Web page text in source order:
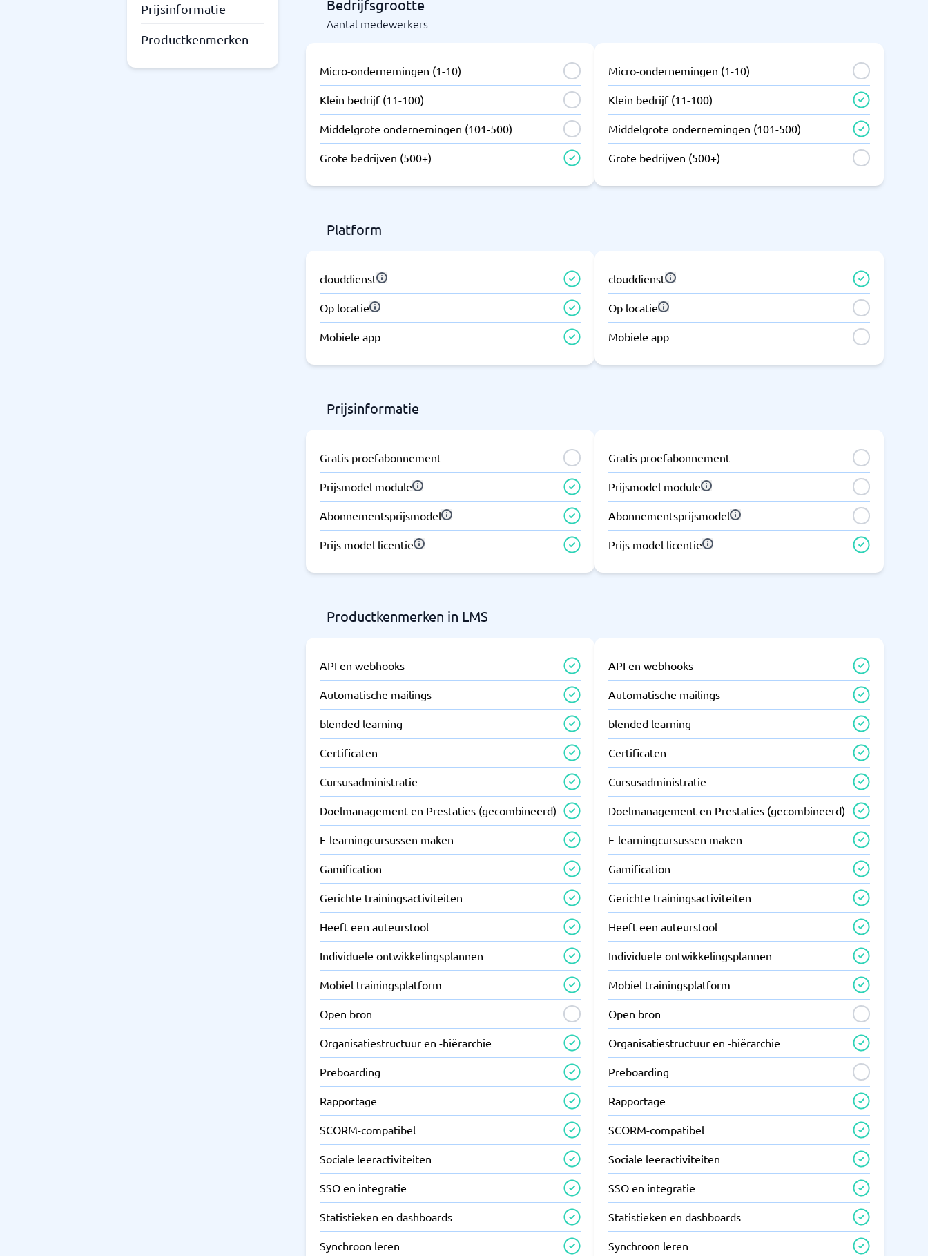
Prijsinformatie
Productkenmerken
Bedrijfsgrootte
Aantal medewerkers
Micro-ondernemingen (1-10)
Klein bedrijf (11-100)
Middelgrote ondernemingen (101-500)
Grote bedrijven (500+)
Micro-ondernemingen (1-10)
Klein bedrijf (11-100)
Middelgrote ondernemingen (101-500)
Grote bedrijven (500+)
Platform
clouddienst
Op locatie
Mobiele app
clouddienst
Op locatie
Mobiele app
Prijsinformatie
Gratis proefabonnement
Prijsmodel module
Abonnementsprijsmodel
Prijs model licentie
Gratis proefabonnement
Prijsmodel module
Abonnementsprijsmodel
Prijs model licentie
Productkenmerken in LMS
API en webhooks
Automatische mailings
blended learning
Certificaten
Cursusadministratie
Doelmanagement en Prestaties (gecombineerd)
E-learningcursussen maken
Gamification
Gerichte trainingsactiviteiten
Heeft een auteurstool
Individuele ontwikkelingsplannen
Mobiel trainingsplatform
Open bron
Organisatiestructuur en -hiërarchie
Preboarding
Rapportage
SCORM-compatibel
Sociale leeractiviteiten
SSO en integratie
Statistieken en dashboards
Synchroon leren
API en webhooks
Automatische mailings
blended learning
Certificaten
Cursusadministratie
Doelmanagement en Prestaties (gecombineerd)
E-learningcursussen maken
Gamification
Gerichte trainingsactiviteiten
Heeft een auteurstool
Individuele ontwikkelingsplannen
Mobiel trainingsplatform
Open bron
Organisatiestructuur en -hiërarchie
Preboarding
Rapportage
SCORM-compatibel
Sociale leeractiviteiten
SSO en integratie
Statistieken en dashboards
Synchroon leren